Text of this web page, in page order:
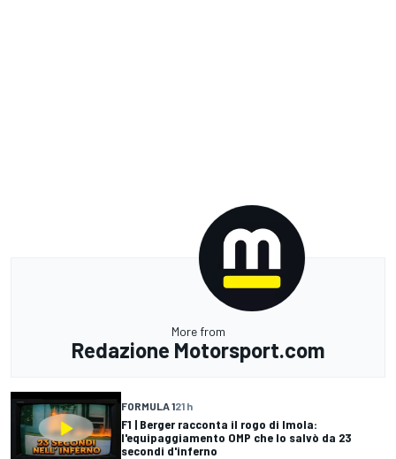
More from
Redazione Motorsport.com
FORMULA 121 h
F1 | Berger racconta il rogo di Imola:
l'equipaggiamento OMP che lo salvò da 23
secondi d'inferno